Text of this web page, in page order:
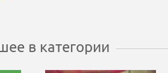
в категории